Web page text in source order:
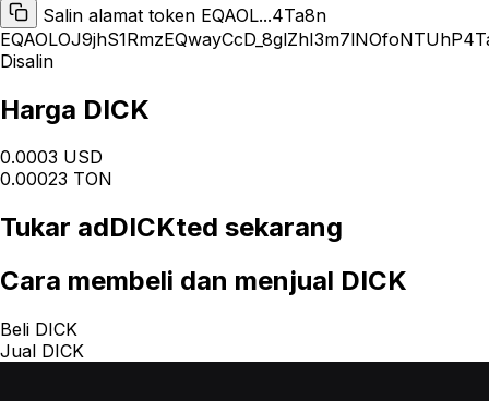
Salin alamat token EQAOL...4Ta8n
Disalin
Harga DICK
0.0003 USD
0.00023 TON
Tukar adDICKted sekarang
Cara membeli dan menjual DICK
Beli DICK
Jual DICK